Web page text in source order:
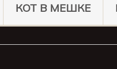
КОТ В МЕШКЕ